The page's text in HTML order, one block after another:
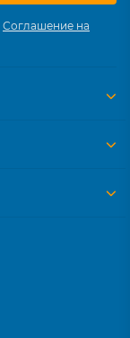
Соглашение на